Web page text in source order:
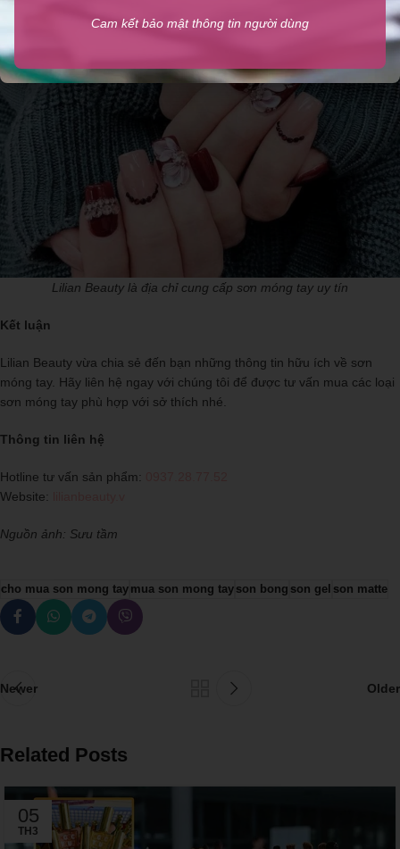
Tham khảo thêm nhiều sản phẩm nailtại đây.
Lilian Beauty là địa chỉ cung cấp sơn móng tay uy tín
Kết luận
Lilian Beauty vừa chia sẻ đến bạn những thông tin hữu ích về sơn
móng tay. Hãy liên hệ ngay với chúng tôi để được tư vấn mua các loại
sơn móng tay phù hợp với sở thích nhé.
Thông tin liên hệ
Hotline tư vấn sản phẩm:
Website:
Nguồn ảnh: Sưu tầm
cho mua son mong tay mua son mong tay son bong son gel son matte
Newer Older
Related Posts
05
TH3
Cam kết bảo mật thông tin người dùng